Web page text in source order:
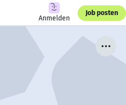
Anmelden
Job posten